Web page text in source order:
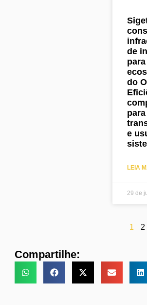
de
do
para
e
LEIA
29 de
1 2
Compartilhe: